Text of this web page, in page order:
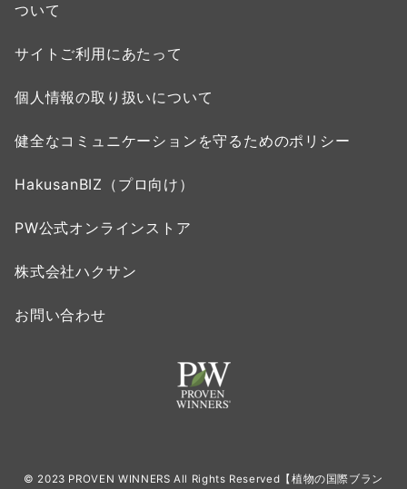
ついて
サイトご利用にあたって
個人情報の取り扱いについて
健全なコミュニケーションを守るためのポリシー
HakusanBIZ（プロ向け）
PW公式オンラインストア
株式会社ハクサン
お問い合わせ
© 2023 PROVEN WINNERS All Rights Reserved【植物の国際ブラン